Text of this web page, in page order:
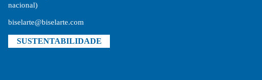
nacional)
biselarte@biselarte.com
SUSTENTABILIDADE